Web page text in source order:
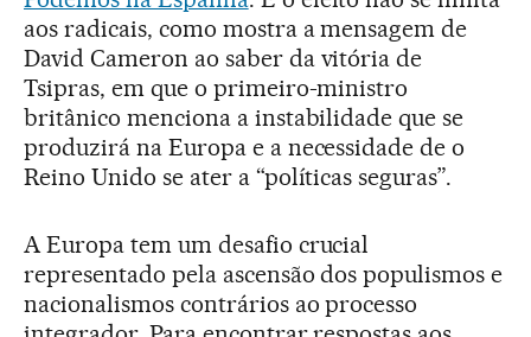
aos radicais, como mostra a mensagem de
David Cameron ao saber da vitória de
Tsipras, em que o primeiro-ministro
britânico menciona a instabilidade que se
produzirá na Europa e a necessidade de o
Reino Unido se ater a “políticas seguras”.
A Europa tem um desafio crucial
representado pela ascensão dos populismos e
nacionalismos contrários ao processo